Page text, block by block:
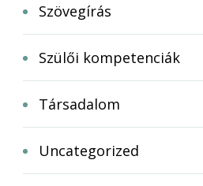
Szövegírás
Szülői kompetenciák
Társadalom
Uncategorized